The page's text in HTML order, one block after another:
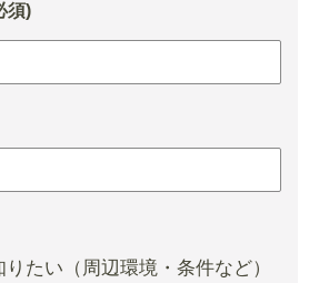
須)
たい（周辺環境・条件など）